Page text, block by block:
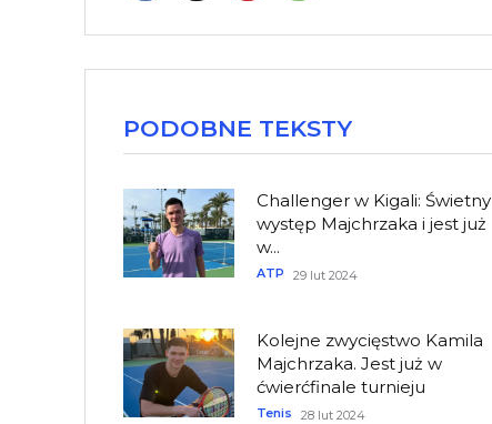
PODOBNE TEKSTY
Challenger w Kigali: Świetny
występ Majchrzaka i jest już
w...
ATP 29 lut 2024
Kolejne zwycięstwo Kamila
Majchrzaka. Jest już w
ćwierćfinale turnieju
Tenis 28 lut 2024